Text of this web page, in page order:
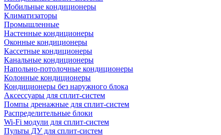
Мобильные кондиционеры
Климатизаторы
Промышленные
Настенные кондиционеры
Оконные кондиционеры
Кассетные кондиционеры
Канальные кондиционеры
Напольно-потолочные кондиционеры
Колонные кондиционеры
Кондиционеры без наружного блока
Аксессуары для сплит-систем
Помпы дренажные для сплит-систем
Распределительные блоки
Wi-Fi модули для сплит-систем
Пульты ДУ для сплит-систем